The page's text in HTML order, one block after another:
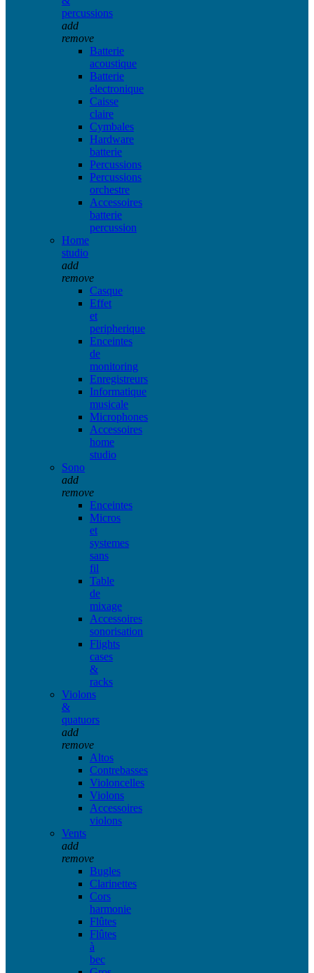
percussions
add
remove
Batterie
acoustique
Batterie
electronique
Caisse
claire
Cymbales
Hardware
batterie
Percussions
Percussions
orchestre
Accessoires
batterie
percussion
Home
studio
add
remove
Casque
Effet
et
peripherique
Enceintes
de
monitoring
Enregistreurs
Informatique
musicale
Microphones
Accessoires
home
studio
Sono
add
remove
Enceintes
Micros
et
systemes
sans
fil
Table
de
mixage
Accessoires
sonorisation
Flights
cases
&
racks
Violons
&
quatuors
add
remove
Altos
Contrebasses
Violoncelles
Violons
Accessoires
violons
Vents
add
remove
Bugles
Clarinettes
Cors
harmonie
Flûtes
Flûtes
à
bec